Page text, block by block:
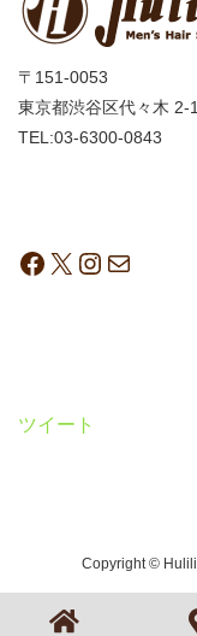
〒151-0053
東京都渋谷区代々木 2-
TEL:03-6300-0843
ツイート
Copyright © Hulili